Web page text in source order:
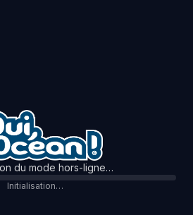
du mode hors-ligne…
Initialisation…